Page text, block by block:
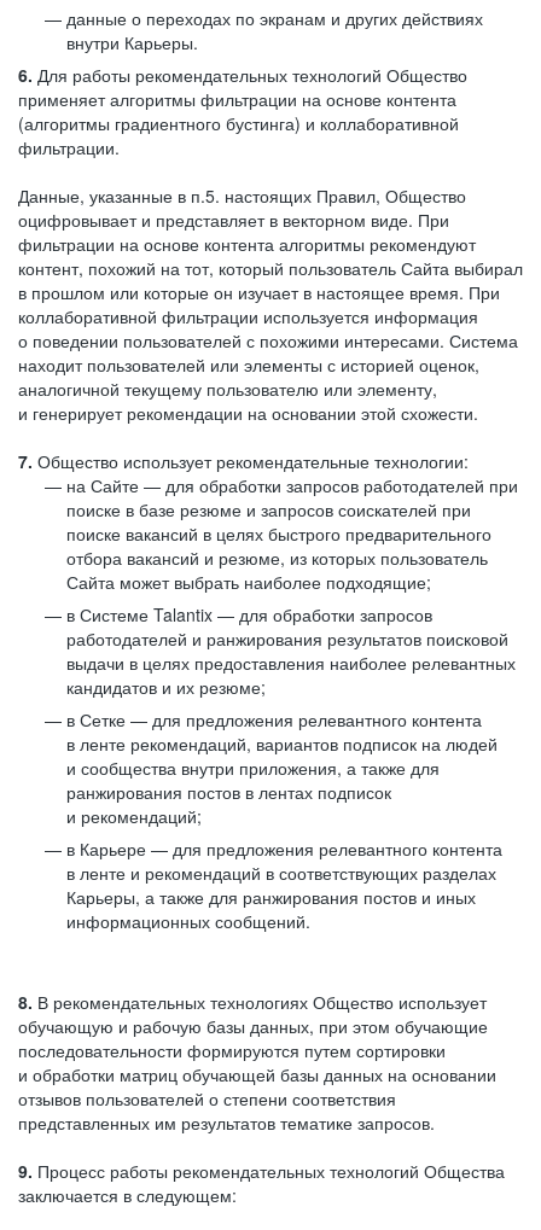
данные о переходах по экранам и других действиях
внутри Карьеры.
6. Для работы рекомендательных технологий Общество
применяет алгоритмы фильтрации на основе контента
(алгоритмы градиентного бустинга) и коллаборативной
фильтрации.
Данные, указанные в п.5. настоящих Правил, Общество
оцифровывает и представляет в векторном виде. При
фильтрации на основе контента алгоритмы рекомендуют
контент, похожий на тот, который пользователь Сайта выбирал
в прошлом или которые он изучает в настоящее время. При
коллаборативной фильтрации используется информация
о поведении пользователей с похожими интересами. Система
находит пользователей или элементы с историей оценок,
аналогичной текущему пользователю или элементу,
и генерирует рекомендации на основании этой схожести.
7. Общество использует рекомендательные технологии:
на Сайте — для обработки запросов работодателей при
поиске в базе резюме и запросов соискателей при
поиске вакансий в целях быстрого предварительного
отбора вакансий и резюме, из которых пользователь
Сайта может выбрать наиболее подходящие;
в Системе Talantix — для обработки запросов
работодателей и ранжирования результатов поисковой
выдачи в целях предоставления наиболее релевантных
кандидатов и их резюме;
в Сетке — для предложения релевантного контента
в ленте рекомендаций, вариантов подписок на людей
и сообщества внутри приложения, а также для
ранжирования постов в лентах подписок
и рекомендаций;
в Карьере — для предложения релевантного контента
в ленте и рекомендаций в соответствующих разделах
Карьеры, а также для ранжирования постов и иных
информационных сообщений.
8. В рекомендательных технологиях Общество использует
обучающую и рабочую базы данных, при этом обучающие
последовательности формируются путем сортировки
и обработки матриц обучающей базы данных на основании
отзывов пользователей о степени соответствия
представленных им результатов тематике запросов.
9. Процесс работы рекомендательных технологий Общества
заключается в следующем: